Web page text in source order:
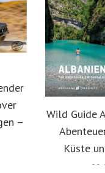
–
Wild Guide
Küste